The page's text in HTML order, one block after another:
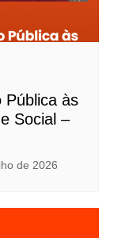
Pública às
Social –
de 2026